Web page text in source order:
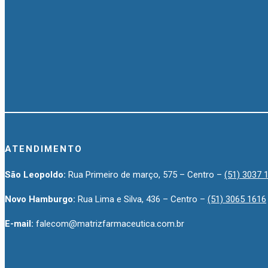
ATENDIMENTO
São Leopoldo: Rua Primeiro de março, 575 – Centro – (51) 3037
Novo Hamburgo: Rua Lima e Silva, 436 – Centro – (51) 3065 1616
E-mail: falecom@matrizfarmaceutica.com.br